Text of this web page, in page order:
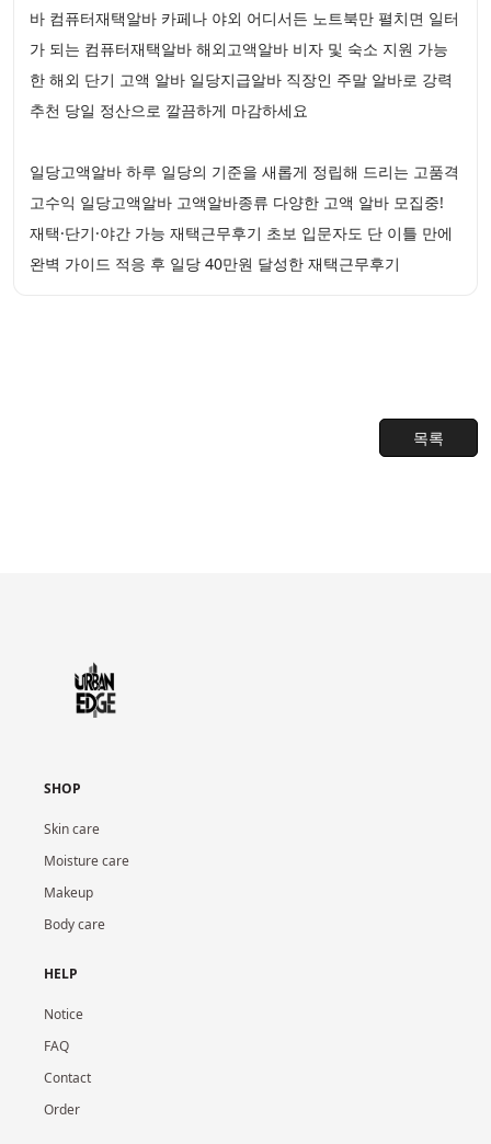
바 컴퓨터재택알바 카페나 야외 어디서든 노트북만 펼치면 일터
가 되는 컴퓨터재택알바 해외고액알바 비자 및 숙소 지원 가능
한 해외 단기 고액 알바 일당지급알바 직장인 주말 알바로 강력
추천 당일 정산으로 깔끔하게 마감하세요
일당고액알바 하루 일당의 기준을 새롭게 정립해 드리는 고품격
고수익 일당고액알바 고액알바종류 다양한 고액 알바 모집중!
재택·단기·야간 가능 재택근무후기 초보 입문자도 단 이틀 만에
완벽 가이드 적응 후 일당 40만원 달성한 재택근무후기
목록
SHOP
Skin care
Moisture care
Makeup
Body care
HELP
Notice
FAQ
Contact
Order